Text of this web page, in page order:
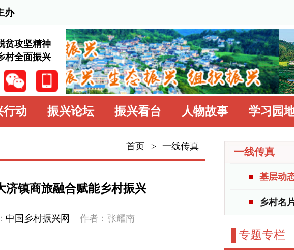
论坛 振兴看台 人物故事 学习园地 中国乡村振兴杂志
首页 > 一线传真
赋能乡村振兴
合主办，以非遗+文创+书香+美食
基层动态 驻村帮扶
乡村名片
专题专栏